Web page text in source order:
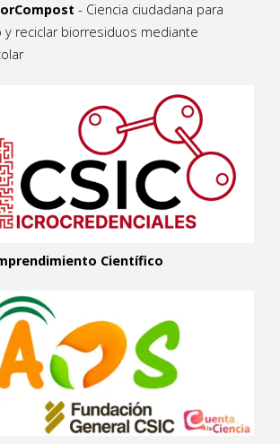
- Ciencia ciudadana para
y reciclar biorresiduos mediante
Científico